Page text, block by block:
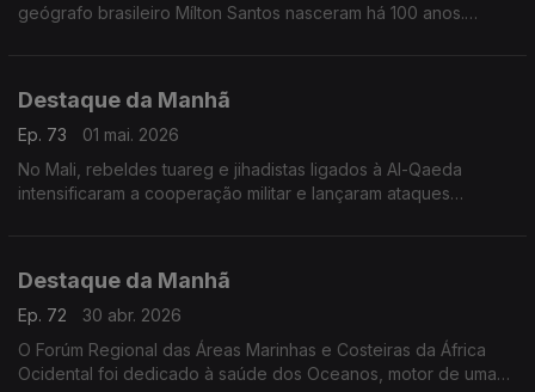
geógrafo brasileiro Mílton Santos nasceram há 100 anos.
Destaque da Manhã
Ep. 73
01 mai. 2026
No Mali, rebeldes tuareg e jihadistas ligados à Al-Qaeda
intensificaram a cooperação militar e lançaram ataques
Destaque da Manhã
Ep. 72
30 abr. 2026
O Forúm Regional das Áreas Marinhas e Costeiras da África
Ocidental foi dedicado à saúde dos Oceanos, motor de uma